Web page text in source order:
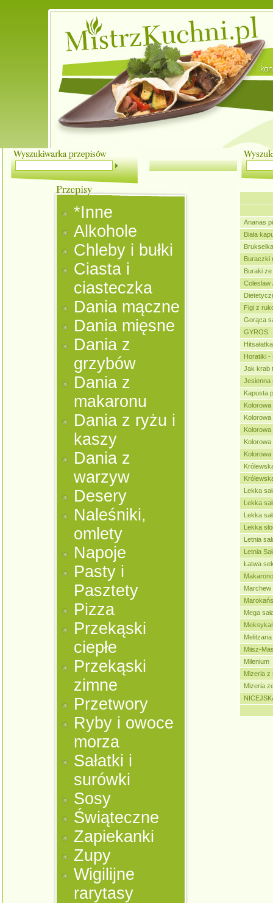
*Inne
Alkohole
Chleby i bułki
Ciasta i
ciasteczka
Dania mączne
Dania mięsne
Dania z
grzybów
Dania z
makaronu
Dania z ryżu i
kaszy
Dania z
warzyw
Desery
Naleśniki,
omlety
Napoje
Pasty i
Pasztety
Pizza
Przekąski
ciepłe
Przekąski
zimne
Przetwory
Ryby i owoce
morza
Sałatki i
surówki
Sosy
Świąteczne
Zapiekanki
Zupy
Wigilijne
rarytasy
Ananas
Biała
Buraczki
Buraki
Coleslaw
Figi z
Gorąca
GYROS
Horatiki -
Jak krab
Jesienna
Kapusta
Kolorowa
Kolorowa
Lekka
Lekka
Lekka
Lekka
Letnia
Letnia
Łatwa
Mega
Miisz-
Milenium
Mizeria z
Mizeria